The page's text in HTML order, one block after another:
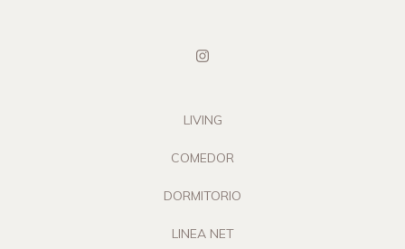
LIVING
COMEDOR
DORMITORIO
LINEA NET